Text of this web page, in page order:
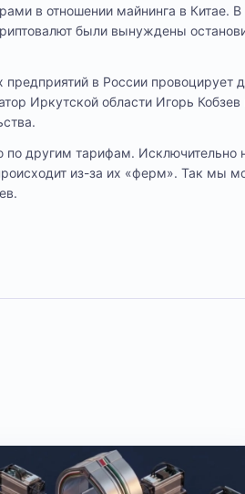
в отношении майнинга в Китае. В
были вынуждены
в России провоцирует
Иркутской области Игорь
другим тарифам. Исключительно
из-за их «ферм». Так мы